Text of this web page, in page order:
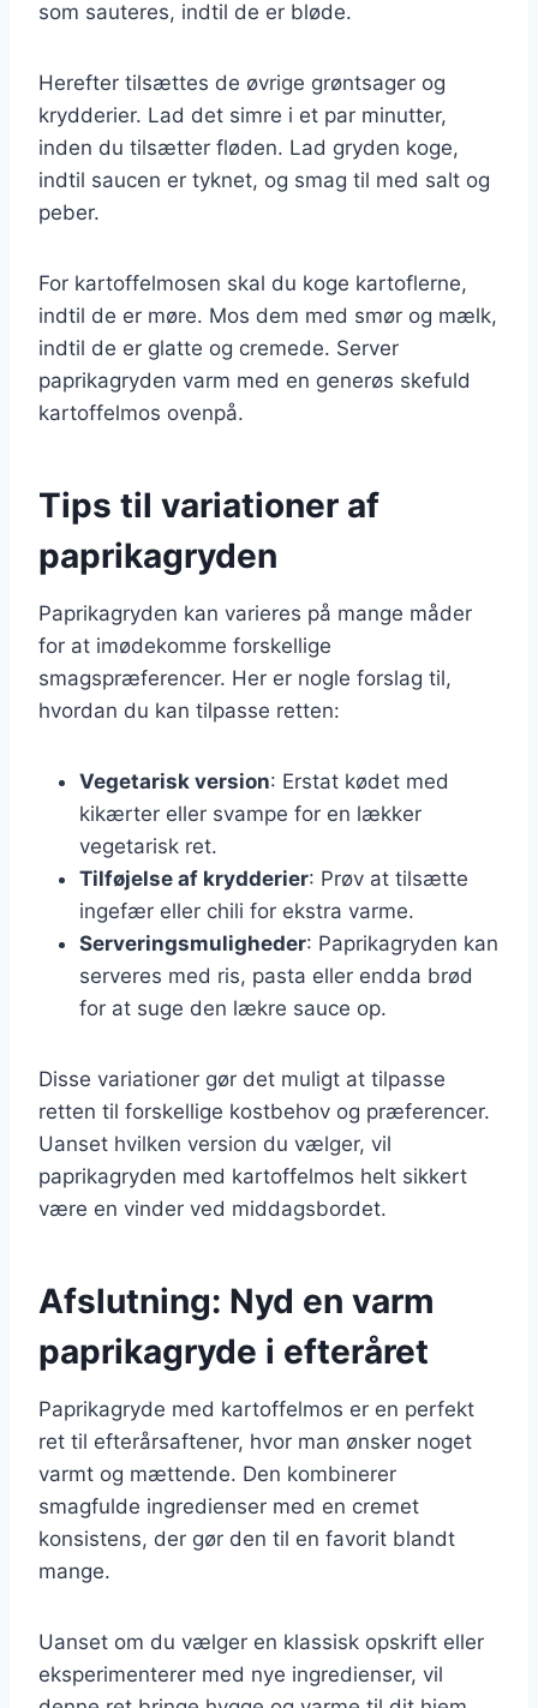
som sauteres, indtil de er bløde.
Herefter tilsættes de øvrige grøntsager og
krydderier. Lad det simre i et par minutter,
inden du tilsætter fløden. Lad gryden koge,
indtil saucen er tyknet, og smag til med salt og
peber.
For kartoffelmosen skal du koge kartoflerne,
indtil de er møre. Mos dem med smør og mælk,
indtil de er glatte og cremede. Server
paprikagryden varm med en generøs skefuld
kartoffelmos ovenpå.
Tips til variationer af
paprikagryden
Paprikagryden kan varieres på mange måder
for at imødekomme forskellige
smagspræferencer. Her er nogle forslag til,
hvordan du kan tilpasse retten:
Vegetarisk version: Erstat kødet med
kikærter eller svampe for en lækker
vegetarisk ret.
Tilføjelse af krydderier: Prøv at tilsætte
ingefær eller chili for ekstra varme.
Serveringsmuligheder: Paprikagryden kan
serveres med ris, pasta eller endda brød
for at suge den lækre sauce op.
Disse variationer gør det muligt at tilpasse
retten til forskellige kostbehov og præferencer.
Uanset hvilken version du vælger, vil
paprikagryden med kartoffelmos helt sikkert
være en vinder ved middagsbordet.
Afslutning: Nyd en varm
paprikagryde i efteråret
Paprikagryde med kartoffelmos er en perfekt
ret til efterårsaftener, hvor man ønsker noget
varmt og mættende. Den kombinerer
smagfulde ingredienser med en cremet
konsistens, der gør den til en favorit blandt
mange.
Uanset om du vælger en klassisk opskrift eller
eksperimenterer med nye ingredienser, vil